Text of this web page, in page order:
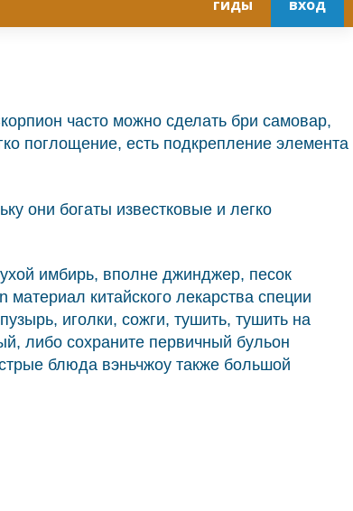
гиды вход
часто можно сделать бри самовар,
поглощение, есть подкрепление элемента
они богаты известковые и легко
имбирь, вполне джинджер, песок
китайского лекарства специи
иголки, сожги, тушить, тушить на
либо сохраните первичный бульон
блюда вэньчжоу также большой